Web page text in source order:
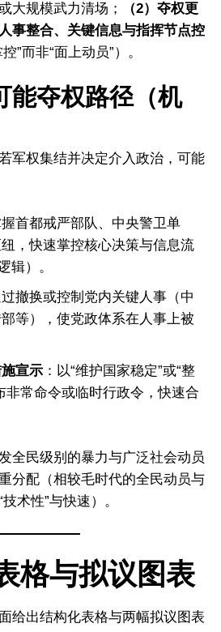
Privacy Policy.
大规模武力清场；
（2）夺权更
事整合、关键信息与指挥节点控
”而非“面上动员”）。
能夺权路径（机
军权集结并决定介入政治，可能
握首都戒严部队、中央警卫单
，快速掌控核心决策与信息流
辑）。
过撤换或控制党内关键人事（中
等），使党政体系在人事上被
宣示 ：以“维护国家稳定”或“整
非常命令或临时行政令，快速合
全民级别的暴力与广泛社会动员
分配（相较毛时代的全民动员与
术性”与快速）。
格与拟议图表
给出结构化表格与两幅拟议图表